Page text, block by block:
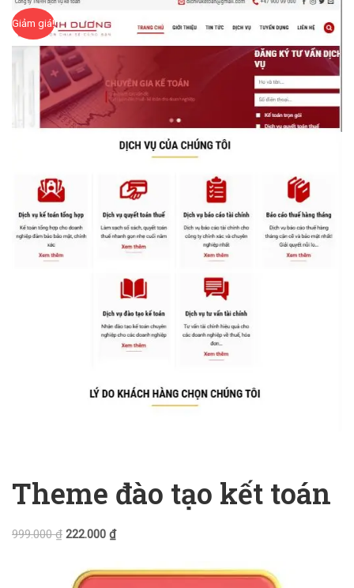
Giảm giá!
Theme đào tạo kết toán
999.000₫ 222.000 ₫